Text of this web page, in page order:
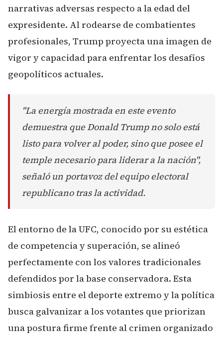
narrativas adversas respecto a la edad del
expresidente. Al rodearse de combatientes
profesionales, Trump proyecta una imagen de
vigor y capacidad para enfrentar los desafíos
geopolíticos actuales.
"La energía mostrada en este evento
demuestra que Donald Trump no solo está
listo para volver al poder, sino que posee el
temple necesario para liderar a la nación",
señaló un portavoz del equipo electoral
republicano tras la actividad.
El entorno de la UFC, conocido por su estética
de competencia y superación, se alineó
perfectamente con los valores tradicionales
defendidos por la base conservadora. Esta
simbiosis entre el deporte extremo y la política
busca galvanizar a los votantes que priorizan
una postura firme frente al crimen organizado